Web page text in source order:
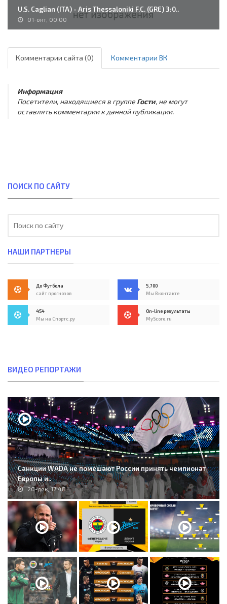
U.S. Caglian (ITA) - Aris Thessaloniki F.C. (GRE) 3:0..
01-окт, 00:00
Комментарии сайта (0) Комментарии ВК
Информация
Посетители, находящиеся в группе Гости, не могут
оставлять комментарии к данной публикации.
ПОИСК ПО САЙТУ
НАШИ ПАРТНЕРЫ
До Футбола
сайт прогнозов
5,700
Мы Вконтакте
454
Мы на Спортс.ру
On-line результаты
MyScore.ru
ВИДЕО РЕПОРТАЖИ
Санкции WADA не помешают России принять чемпионат
Европы и..
20-дек, 17:48